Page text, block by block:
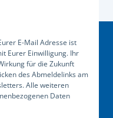
E-Mail Adresse ist
Eurer Einwilligung. Ihr
für die Zukunft
des Abmeldelinks am
Alle weiteren
Daten